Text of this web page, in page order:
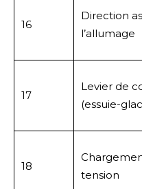
16
Direction
l’allumage
17
Levier de
(essuie-
18
tension